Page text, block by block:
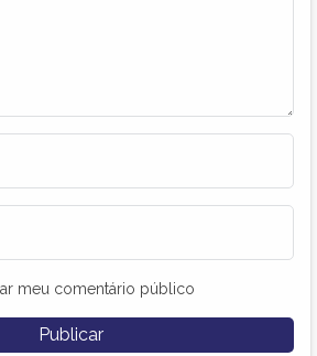
meu comentário público